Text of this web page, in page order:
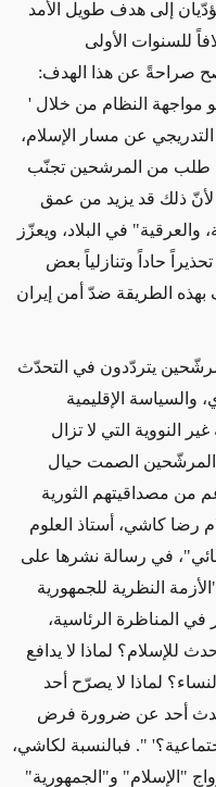
إلى هدف طويل الأمد
للسنوات الأولى
صراحةً عن هذا الهدف:
مواجهة النظام من خلال '
عن مسار الإسلام،
طلب من المرشحين تجنّب
لأنّ ذلك قد يزيد من عمق
والعرقية" في البلاد، ويعزّز
حاداً وتنازلياً بعض
الطريقة ضدّ أمن إيران
يتردّدون في التحدّث
والسياسة الإقليمية
النووية التي لا تزال
المرشّحين الصمت حيال
من مصداقيتهم الثورية
رضا كاشي، أستاذ العلوم
في رسالة نشرها على
بعنوان "الأزمة النظرية للجمهورية
المناظرة الرئاسية،
للإسلام؟ لماذا لا يدافع
لماذا لا يصرّح أحد
يتحدث أحد عن ضرورة فرض
". فبالنسبة لكاشي،
"الإسلام" و"الجمهورية"